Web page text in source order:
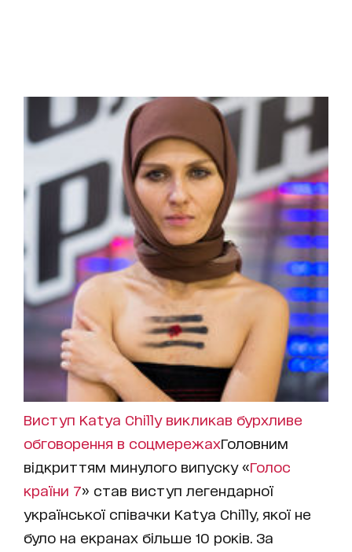
Виступ Katya Chilly викликав бурхливе
обговорення в соцмережахГоловним
відкриттям минулого випуску «Голос
країни 7» став виступ легендарної
української співачки Katya Chilly, якої не
було на екранах більше 10 років. За